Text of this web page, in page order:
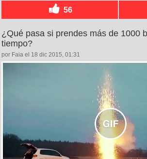
56
¿Qué pasa si prendes más de 1000
tiempo?
por Faia el 18 dic 2015, 01:31